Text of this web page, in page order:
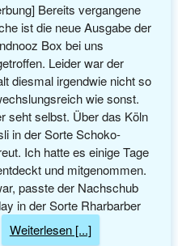
Bereits vergangene
ist die neue Ausgabe der
Box bei uns
Leider war der
diesmal irgendwie nicht so
wie sonst.
seht selbst. Über das Köln
in der Sorte Schoko-
Ich hatte es einige Tage
und mitgenommen.
passte der Nachschub
in der Sorte Rharbarber
Weiterlesen [...]